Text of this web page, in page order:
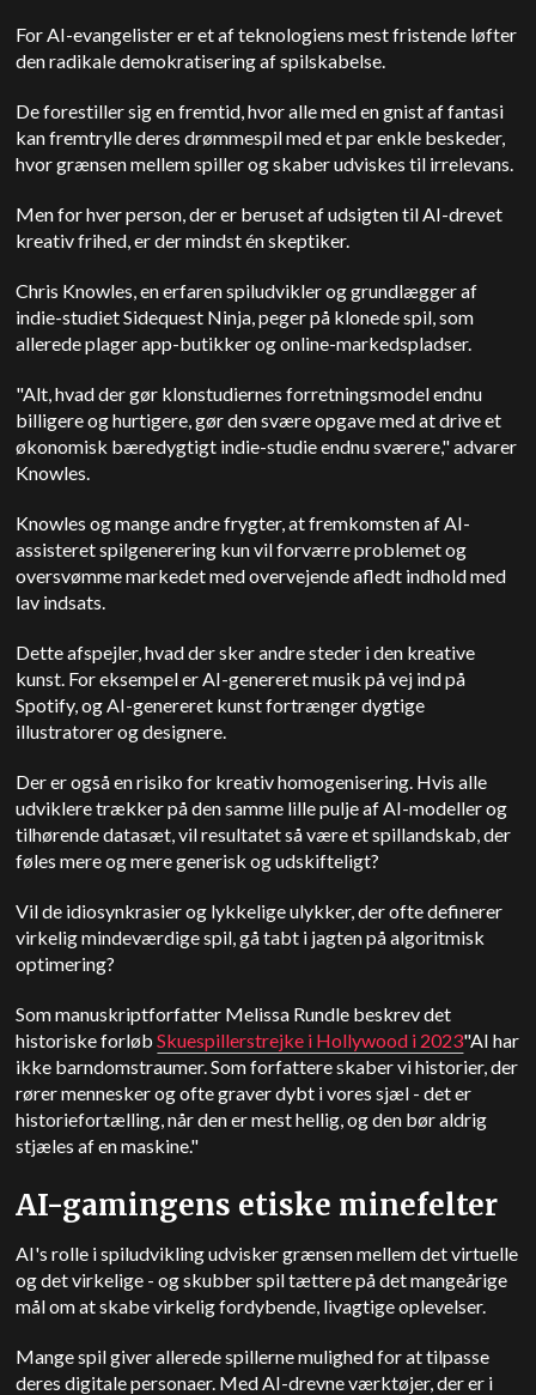
For AI-evangelister er et af teknologiens mest fristende løfter
den radikale demokratisering af spilskabelse.
De forestiller sig en fremtid, hvor alle med en gnist af fantasi
kan fremtrylle deres drømmespil med et par enkle beskeder,
hvor grænsen mellem spiller og skaber udviskes til irrelevans.
Men for hver person, der er beruset af udsigten til AI-drevet
kreativ frihed, er der mindst én skeptiker.
Chris Knowles, en erfaren spiludvikler og grundlægger af
indie-studiet Sidequest Ninja, peger på klonede spil, som
allerede plager app-butikker og online-markedspladser.
"Alt, hvad der gør klonstudiernes forretningsmodel endnu
billigere og hurtigere, gør den svære opgave med at drive et
økonomisk bæredygtigt indie-studie endnu sværere," advarer
Knowles.
Knowles og mange andre frygter, at fremkomsten af AI-
assisteret spilgenerering kun vil forværre problemet og
oversvømme markedet med overvejende afledt indhold med
lav indsats.
Dette afspejler, hvad der sker andre steder i den kreative
kunst. For eksempel er AI-genereret musik på vej ind på
Spotify, og AI-genereret kunst fortrænger dygtige
illustratorer og designere.
Der er også en risiko for kreativ homogenisering. Hvis alle
udviklere trækker på den samme lille pulje af AI-modeller og
tilhørende datasæt, vil resultatet så være et spillandskab, der
føles mere og mere generisk og udskifteligt?
Vil de idiosynkrasier og lykkelige ulykker, der ofte definerer
virkelig mindeværdige spil, gå tabt i jagten på algoritmisk
optimering?
Som manuskriptforfatter Melissa Rundle beskrev det
historiske forløbSkuespillerstrejke i Hollywood i 2023"AI har
ikke barndomstraumer. Som forfattere skaber vi historier, der
rører mennesker og ofte graver dybt i vores sjæl - det er
historiefortælling, når den er mest hellig, og den bør aldrig
stjæles af en maskine."
AI-gamingens etiske minefelter
AI's rolle i spiludvikling udvisker grænsen mellem det virtuelle
og det virkelige - og skubber spil tættere på det mangeårige
mål om at skabe virkelig fordybende, livagtige oplevelser.
Mange spil giver allerede spillerne mulighed for at tilpasse
deres digitale personaer. Med AI-drevne værktøjer, der er i